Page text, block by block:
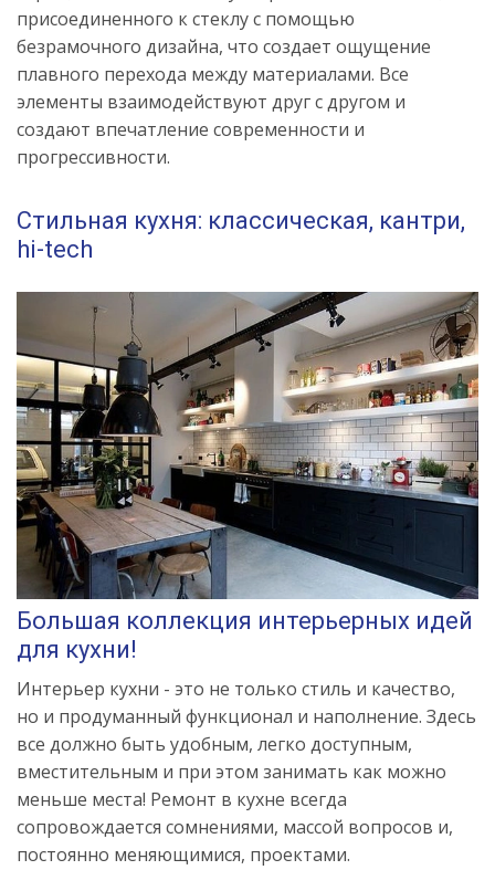
присоединенного к стеклу с помощью
безрамочного дизайна, что создает ощущение
плавного перехода между материалами. Все
элементы взаимодействуют друг с другом и
создают впечатление современности и
прогрессивности.
Стильная кухня: классическая, кантри,
hi-tech
Большая коллекция интерьерных идей
для кухни!
Интерьер кухни - это не только стиль и качество,
но и продуманный функционал и наполнение. Здесь
все должно быть удобным, легко доступным,
вместительным и при этом занимать как можно
меньше места! Ремонт в кухне всегда
сопровождается сомнениями, массой вопросов и,
постоянно меняющимися, проектами.